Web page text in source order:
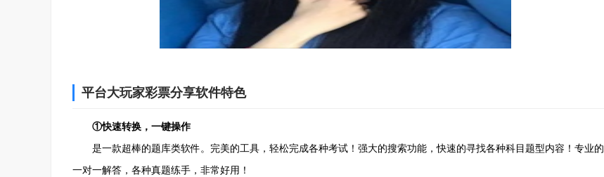
平台大玩家彩票分享软件特色
①快速转换，一键操作
是一款超棒的题库类软件。完美的工具，轻松完成各种考试！强大的搜索功能，快速的寻找各种科目题型内容！专业的
一对一解答，各种真题练手，非常好用！